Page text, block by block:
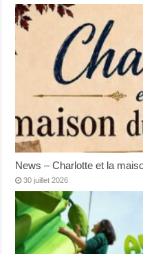
News – Charlotte et la
30 juillet 2026